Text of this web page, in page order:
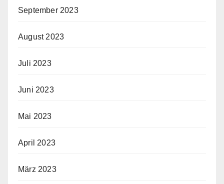
September 2023
August 2023
Juli 2023
Juni 2023
Mai 2023
April 2023
März 2023